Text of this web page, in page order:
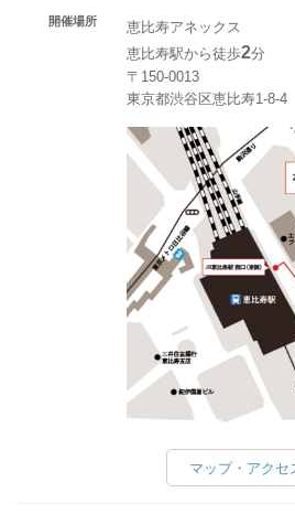
開催場所
恵比寿アネックス
恵比寿駅から徒歩2分
〒150-0013
東京都渋谷区恵比寿1-8-
マップ・アクセ